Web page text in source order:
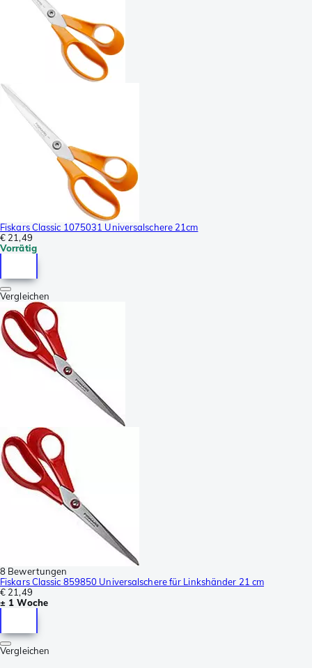
Fiskars Classic 1075031 Universalschere 21cm
€ 21,49
Vorrätig
Vergleichen
8 Bewertungen
Fiskars Classic 859850 Universalschere für Linkshänder 21 cm
€ 21,49
± 1 Woche
Vergleichen